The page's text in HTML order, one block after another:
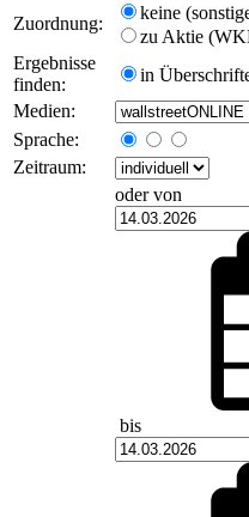
Zuordnung:
keine
zu Aktie
Ergebnisse
finden:
in
Medien:
Sprache:
Zeitraum:
oder von
bis